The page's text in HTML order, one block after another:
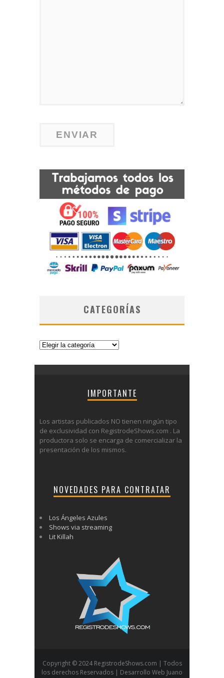
CATEGORÍAS
Categorías
IMPORTANTE
Los artistas publicados NO tienen ningún tipo
de exclusividad con RegistrodeShows.com . La
productora solo se encarga de comercializar la
presentación de los mismos.
NOVEDADES PARA CONTRATAR
Los Ángeles Azules
Shows via streaming
Lit Killah
Copyright © 2024 RegistrodeShows.com | Todos
los derechos Reservados | Desarrollo Web Juano